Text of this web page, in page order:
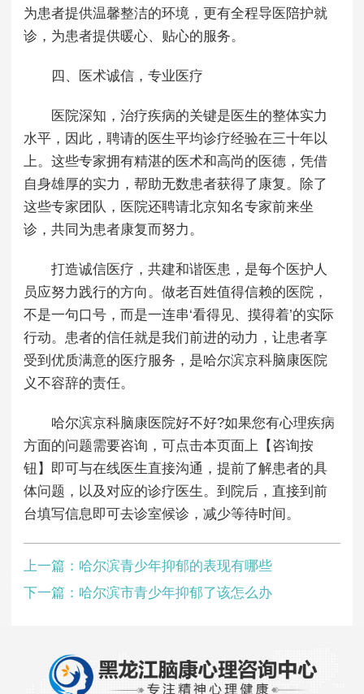
为患者提供温馨整洁的环境，更有全程导医陪护就
诊，为患者提供暖心、贴心的服务。
四、医术诚信，专业医疗
医院深知，治疗疾病的关键是医生的整体实力
水平，因此，聘请的医生平均诊疗经验在三十年以
上。这些专家拥有精湛的医术和高尚的医德，凭借
自身雄厚的实力，帮助无数患者获得了康复。除了
这些专家团队，医院还聘请北京知名专家前来坐
诊，共同为患者康复而努力。
打造诚信医疗，共建和谐医患，是每个医护人
员应努力践行的方向。做老百姓值得信赖的医院，
不是一句口号，而是一连串‘看得见、摸得着’的实际
行动。患者的信任就是我们前进的动力，让患者享
受到优质满意的医疗服务，是哈尔滨京科脑康医院
义不容辞的责任。
哈尔滨京科脑康医院好不好?如果您有心理疾病
方面的问题需要咨询，可点击本页面上【咨询按
钮】即可与在线医生直接沟通，提前了解患者的具
体问题，以及对应的诊疗医生。到院后，直接到前
台填写信息即可去诊室候诊，减少等待时间。
上一篇： 哈尔滨青少年抑郁的表现有哪些
下一篇： 哈尔滨市青少年抑郁了该怎么办